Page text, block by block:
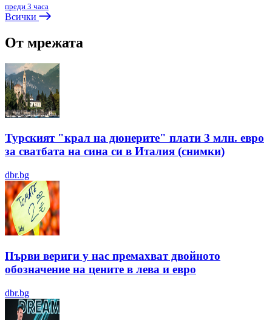
преди 3 часа
Всички
От мрежата
Турският "крал на дюнерите" плати 3 млн. евро
за сватбата на сина си в Италия (снимки)
dbr.bg
Първи вериги у нас премахват двойното
обозначение на цените в лева и евро
dbr.bg